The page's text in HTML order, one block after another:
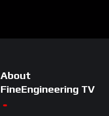
About
FineEngineering TV